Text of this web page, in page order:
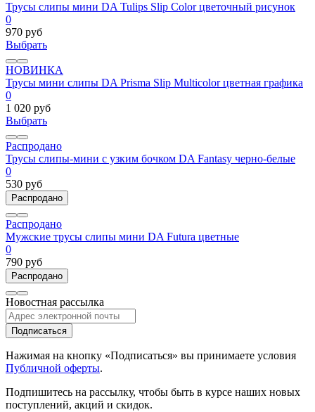
Трусы слипы мини DA Tulips Slip Сolor цветочный рисунок
0
970 руб
Выбрать
НОВИНКА
Трусы мини слипы DA Prisma Slip Multicolor цветная графика
0
1 020 руб
Выбрать
Распродано
Трусы слипы-мини с узким бочком DA Fantasy черно-белые
0
530 руб
Распродано
Распродано
Мужские трусы слипы мини DA Futura цветные
0
790 руб
Распродано
Новостная рассылка
Подписаться
Нажимая на кнопку «Подписаться» вы принимаете условия
Публичной оферты.
Подпишитесь на рассылку, чтобы быть в курсе наших новых
поступлений, акций и скидок.